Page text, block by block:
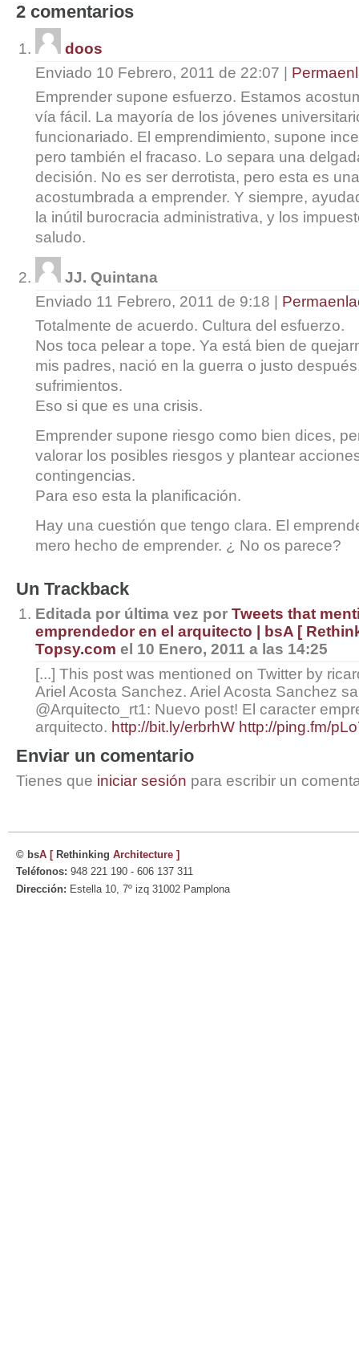
2 comentarios
doos
Enviado 10 Febrero, 2011 de 22:07
Emprender supone esfuerzo. Estamos
vía fácil. La mayoría de los jóvenes
funcionariado. El emprendimiento, supone
pero también el fracaso. Lo separa una
decisión. No es ser derrotista, pero esta es
acostumbrada a emprender. Y siempre,
la inútil burocracia administrativa, y los
saludo.
JJ. Quintana
Enviado 11 Febrero, 2011 de 9:18
Totalmente de acuerdo. Cultura del esfuerzo.
Nos toca pelear a tope. Ya está bien de
mis padres, nació en la guerra o justo
sufrimientos.
Eso si que es una crisis.
Emprender supone riesgo como bien dices,
valorar los posibles riesgos y plantear
contingencias.
Para eso esta la planificación.
Hay una cuestión que tengo clara. El
mero hecho de emprender. ¿ No os parece?
Un Trackback
Editada por última vez por Tweets that
emprendedor en el arquitecto | bsA [
Topsy.com el 10 Enero, 2011 a las 14:25
[...] This post was mentioned on Twitter by
Ariel Acosta Sanchez. Ariel Acosta Sanchez
@Arquitecto_rt1: Nuevo post! El caracter
arquitecto. http://bit.ly/erbrhW http://ping.fm/
Enviar un comentario
Tienes que iniciar sesión para escribir un
© bsA [Rethinking Architecture ]
Teléfonos: 948 221 190 - 606 137 311
Dirección: Estella 10, 7º izq 31002 Pamplona